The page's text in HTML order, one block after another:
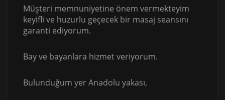
Müşteri memnuniyetine önem vermekteyim
keyifli ve huzurlu geçecek bir masaj seansını
garanti ediyorum.
Bay ve bayanlara hizmet veriyorum.
Bulunduğum yer Anadolu yakası,